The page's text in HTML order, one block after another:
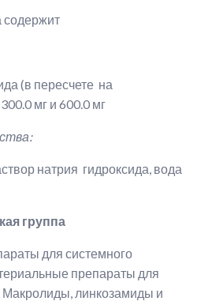
содержит
(в пересчете на
мг и 600.0 мг
натрия гидроксида, вода
группа
для системного
препараты для
линкозамиды и